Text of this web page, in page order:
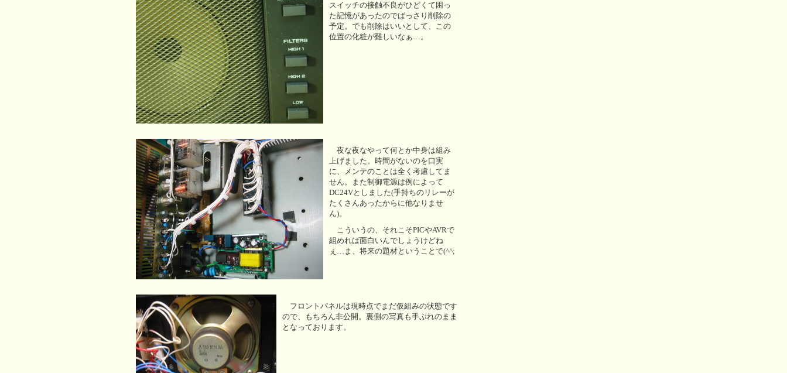
スイッチの接触不良がひどくて困っ
た記憶があったのでばっさり削除の
予定。でも削除はいいとして、この
位置の化粧が難しいなぁ…。
夜な夜なやって何とか中身は組み
上げました。時間がないのを口実
に、メンテのことは全く考慮してま
せん。また制御電源は例によって
DC24Vとしました(手持ちのリレーが
たくさんあったからに他なりませ
ん)。
こういうの、それこそPICやAVRで
組めれば面白いんでしょうけどね
ぇ…ま、将来の題材ということで(^^;
フロントパネルは現時点でまだ仮組みの状態です
ので、もちろん非公開。裏側の写真も手ぶれのまま
となっております。